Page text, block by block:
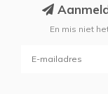
En mis niet